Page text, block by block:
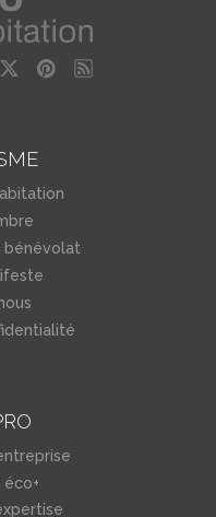
bénévolat